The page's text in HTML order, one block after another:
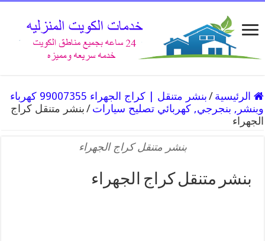
الرئيسية /
بنشر متنقل | كراج الجهراء 99007355 كهرباء
وبنشر, بنجرجي, كهربائي تصليح سيارات /بنشر متنقل كراج
الجهراء
بنشر متنقل كراج الجهراء
بنشر متنقل كراج الجهراء